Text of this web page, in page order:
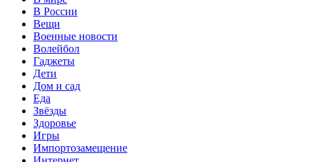
В России
Вещи
Военные новости
Волейбол
Гаджеты
Дети
Дом и сад
Еда
Звёзды
Здоровье
Игры
Импортозамещение